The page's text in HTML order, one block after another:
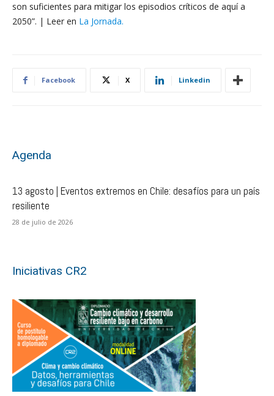
son suficientes para mitigar los episodios críticos de aquí a
2050”. | Leer en La Jornada.
Facebook X Linkedin
Agenda
13 agosto | Eventos extremos en Chile: desafíos para un país
resiliente
28 de julio de 2026
Iniciativas CR2